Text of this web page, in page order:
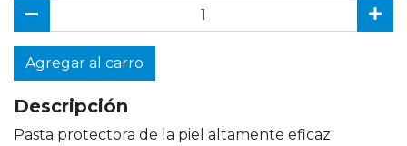
Agregar al carro
Descripción
Pasta protectora de la piel altamente eficaz